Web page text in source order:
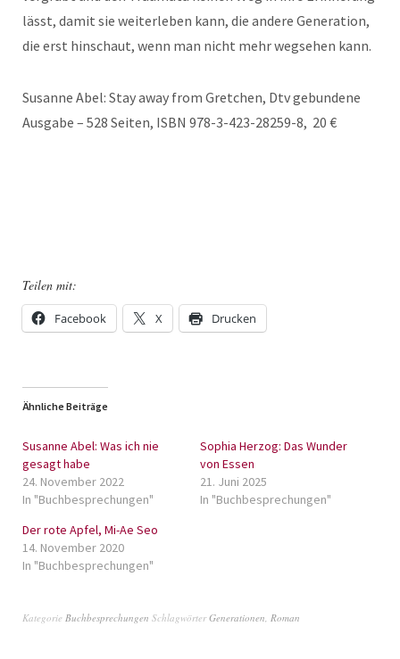
lässt, damit sie weiterleben kann, die andere Generation,
die erst hinschaut, wenn man nicht mehr wegsehen kann.
Susanne Abel: Stay away from Gretchen, Dtv gebundene
Ausgabe – 528 Seiten, ISBN 978-3-423-28259-8, 20 €
Teilen mit:
Facebook X Drucken
Ähnliche Beiträge
Susanne Abel: Was ich nie
gesagt habe
24. November 2022
In "Buchbesprechungen"
Sophia Herzog: Das Wunder
von Essen
21. Juni 2025
In "Buchbesprechungen"
Der rote Apfel, Mi-Ae Seo
14. November 2020
In "Buchbesprechungen"
Kategorie Buchbesprechungen SchlagwörterGenerationen, Roman